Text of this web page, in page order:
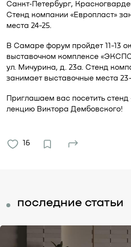
Санкт‑Петербург,
Стенд компании «Европласт»
места 24-25.
В Самаре форум пройдет 11-13
выставочном комплексе
ул. Мичурина, д. 23а. Стенд
занимает выставочные места 23-
Приглашаем вас посетить стенд
лекцию Виктора Дембовского!
16
последние статьи